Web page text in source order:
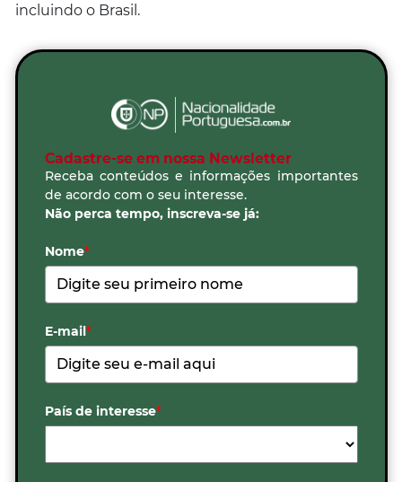
incluindo o Brasil.
Cadastre-se em nossa Newsletter
Receba conteúdos e informações importantes
de acordo com o seu interesse.
Não perca tempo, inscreva-se já:
Nome*
E-mail*
País de interesse*